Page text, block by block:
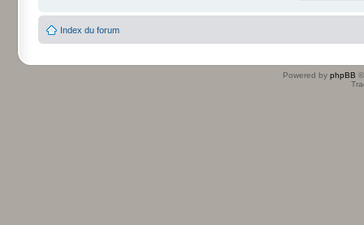
Index du forum
Powered by phpBB